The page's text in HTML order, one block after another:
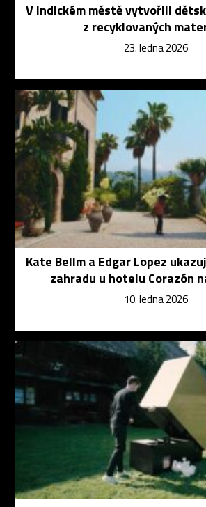
V indickém městě vytvořili
z recyklovaných
23. ledna 2026
Kate Bellm a Edgar Lopez
zahradu u hotelu Corazón
10. ledna 2026